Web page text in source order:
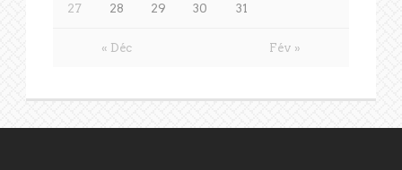
« Déc Fév »
27 28 29 30 31